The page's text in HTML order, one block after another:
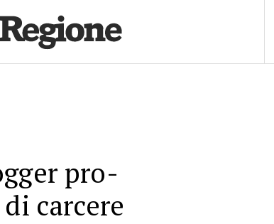
pro-
carcere